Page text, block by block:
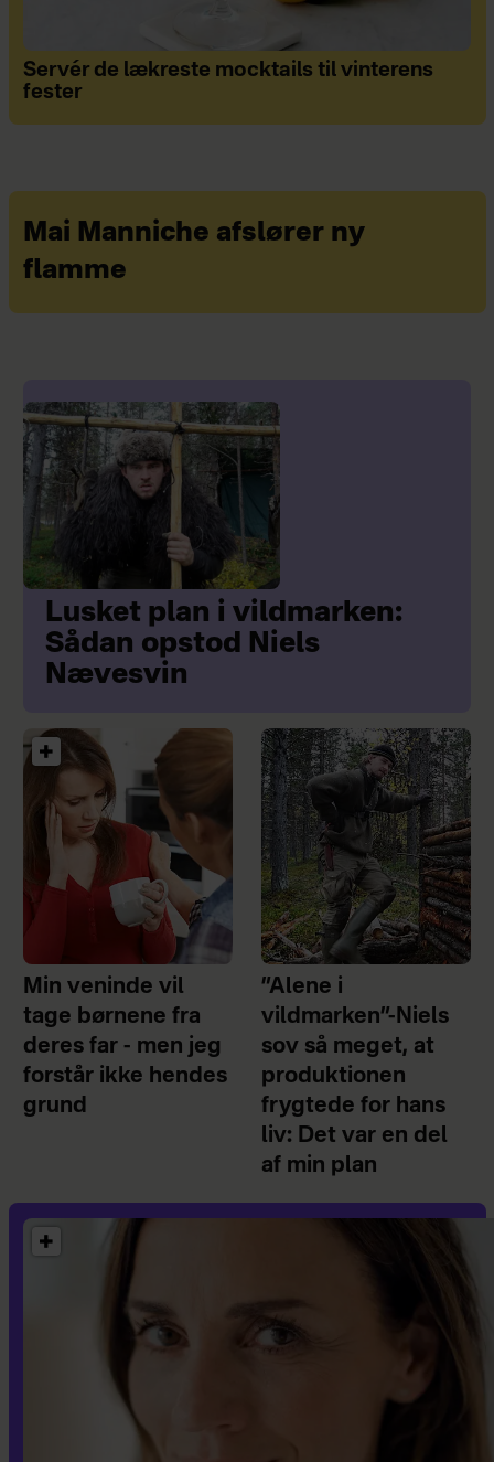
Servér de lækreste mocktails til vinterens
fester
Mai Manniche afslører ny
flamme
Lusket plan i vildmarken:
Sådan opstod Niels
Nævesvin
Min veninde vil
tage børnene fra
deres far - men jeg
forstår ikke hendes
grund
”Alene i
vildmarken”-Niels
sov så meget, at
produktionen
frygtede for hans
liv: Det var en del
af min plan